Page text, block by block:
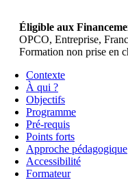
Éligible aux
OPCO, Entreprise,
Formation non prise en
Contexte
À qui ?
Objectifs
Programme
Pré-requis
Points forts
Approche pédagogique
Accessibilité
Formateur